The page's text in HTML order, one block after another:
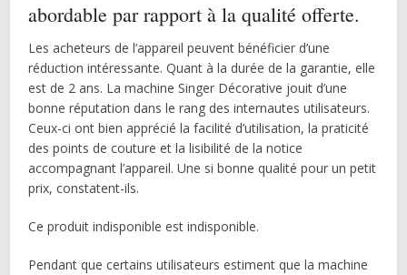
abordable par rapport à la qualité offerte.
Les acheteurs de l’appareil peuvent bénéficier d’une
réduction intéressante. Quant à la durée de la garantie, elle
est de 2 ans. La machine Singer Décorative jouit d’une
bonne réputation dans le rang des internautes utilisateurs.
Ceux-ci ont bien apprécié la facilité d’utilisation, la praticité
des points de couture et la lisibilité de la notice
accompagnant l’appareil. Une si bonne qualité pour un petit
prix, constatent-ils.
Ce produit indisponible est indisponible.
Pendant que certains utilisateurs estiment que la machine